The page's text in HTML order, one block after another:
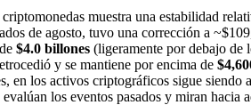
muestra una estabilidad
de agosto, tuvo una corrección a
$4.0 billones (ligeramente por debajo de
y se mantiene por encima de
en los activos criptográficos sigue
los eventos pasados y miran